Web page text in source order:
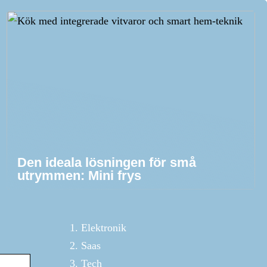
Den ideala lösningen för små
utrymmen: Mini frys
Elektronik
Saas
Tech